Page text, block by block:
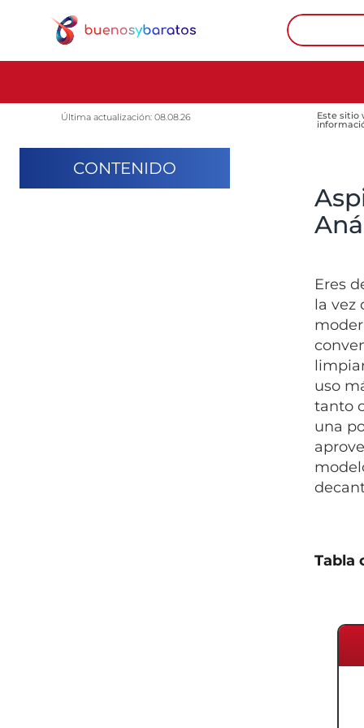
Última actualización: 08.08.26 Este sitio
CONTENIDO
Eres
la vez
uso
tanto
una
Tabla